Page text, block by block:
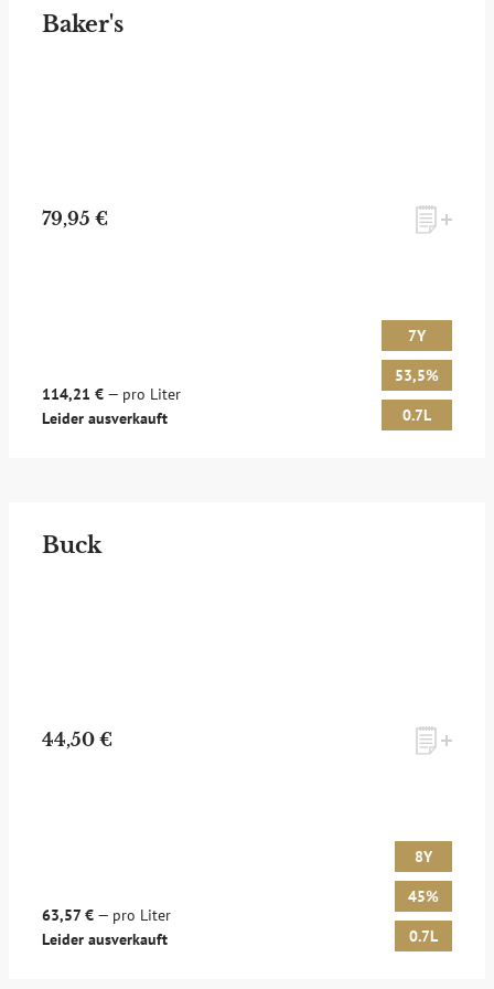
Baker's
79,95 €
114,21 € — pro Liter
Leider ausverkauft
7Y
53,5%
0.7L
Buck
44,50 €
63,57 € — pro Liter
Leider ausverkauft
8Y
45%
0.7L